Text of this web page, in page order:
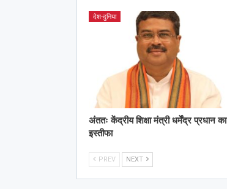
देश-दुनिया
अंततः केंद्रीय शिक्षा मंत्री धर्मेंद्र प्रधान का
इस्तीफा
PREV NEXT